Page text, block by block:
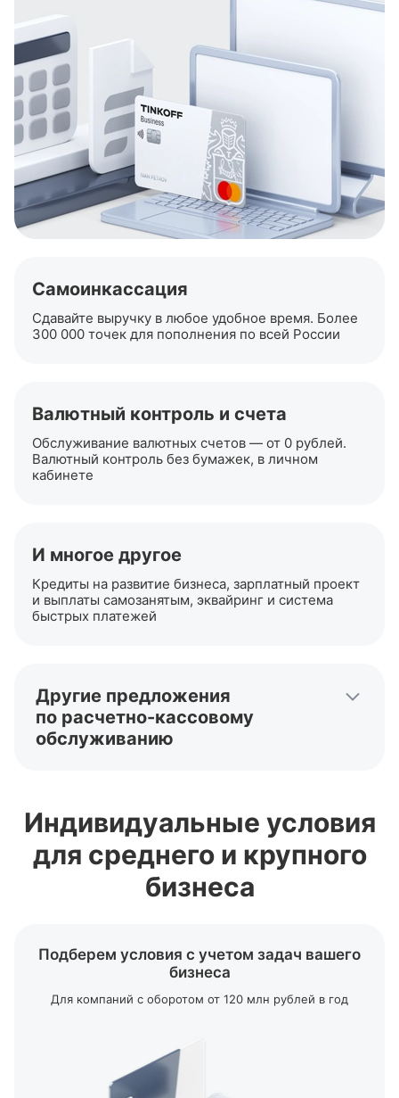
Самоинкассация
Сдавайте выручку в любое удобное время. Более
300 000 точек для пополнения по всей России
Валютный контроль и счета
Обслуживание валютных счетов — от 0 рублей.
Валютный контроль без бумажек, в личном
кабинете
И многое другое
Кредиты на развитие бизнеса, зарплатный проект
и выплаты самозанятым, эквайринг и система
быстрых платежей
Другие предложения
по расчетно-кассовому
обслуживанию
Расчетный счет для ООО
Корпоративная
РКО для ИП и юридических лиц
расчетно-кассовоеобслуживание
Индивидуальные условия
для среднего и крупного
бизнеса
Подберем условия с учетом задач вашего
бизнеса
Для компаний с оборотом от 120 млн рублей в год